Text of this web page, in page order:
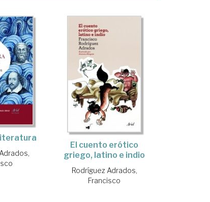
El cuento erótico
griego, latino e indio
Rodríguez Adrados,
Francisco